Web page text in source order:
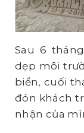
Sau 6
dẹp môi
biển, cuối
đón khách
nhận của